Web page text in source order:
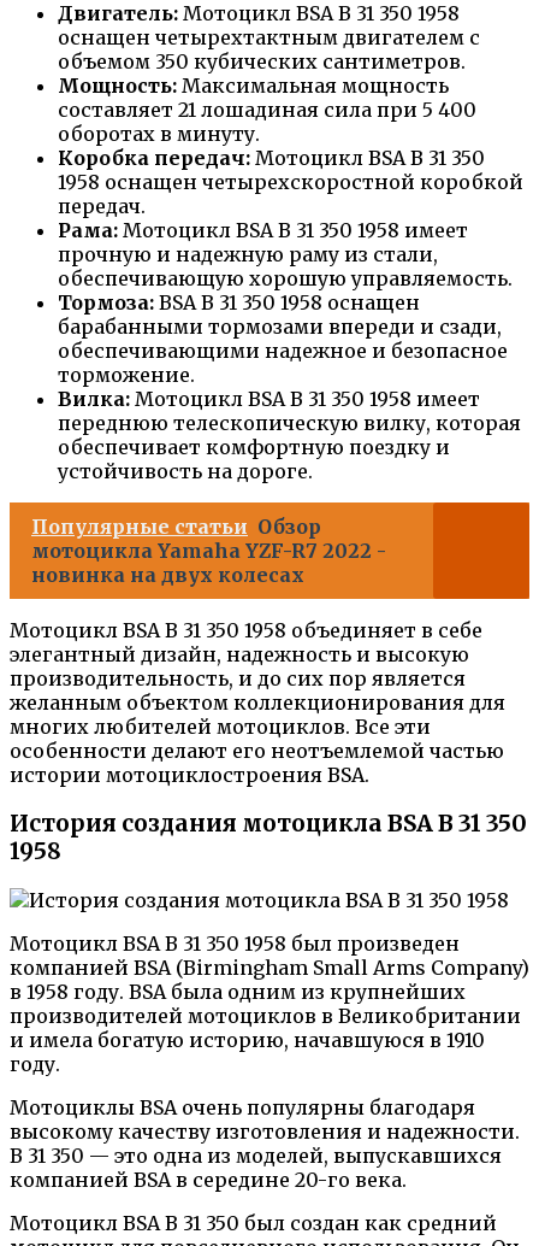
Двигатель: Мотоцикл BSA B 31 350 1958
оснащен четырехтактным двигателем с
объемом 350 кубических сантиметров.
Мощность: Максимальная мощность
составляет 21 лошадиная сила при 5 400
оборотах в минуту.
Коробка передач: Мотоцикл BSA B 31 350
1958 оснащен четырехскоростной коробкой
передач.
Рама: Мотоцикл BSA B 31 350 1958 имеет
прочную и надежную раму из стали,
обеспечивающую хорошую управляемость.
Тормоза: BSA B 31 350 1958 оснащен
барабанными тормозами впереди и сзади,
обеспечивающими надежное и безопасное
торможение.
Вилка: Мотоцикл BSA B 31 350 1958 имеет
переднюю телескопическую вилку, которая
обеспечивает комфортную поездку и
устойчивость на дороге.
Популярные статьи Обзор
мотоцикла Yamaha YZF-R7 2022 -
новинка на двух колесах
Мотоцикл BSA B 31 350 1958 объединяет в себе
элегантный дизайн, надежность и высокую
производительность, и до сих пор является
желанным объектом коллекционирования для
многих любителей мотоциклов. Все эти
особенности делают его неотъемлемой частью
истории мотоциклостроения BSA.
История создания мотоцикла BSA B 31 350
1958
Мотоцикл BSA B 31 350 1958 был произведен
компанией BSA (Birmingham Small Arms Company)
в 1958 году. BSA была одним из крупнейших
производителей мотоциклов в Великобритании
и имела богатую историю, начавшуюся в 1910
году.
Мотоциклы BSA очень популярны благодаря
высокому качеству изготовления и надежности.
B 31 350 — это одна из моделей, выпускавшихся
компанией BSA в середине 20-го века.
Мотоцикл BSA B 31 350 был создан как средний